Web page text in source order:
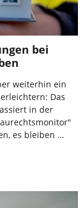
bei
weiterhin ein
Das
in der
es bleiben …